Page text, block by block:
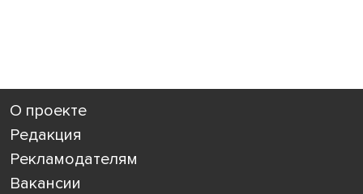
О проекте
Редакция
Рекламодателям
Вакансии